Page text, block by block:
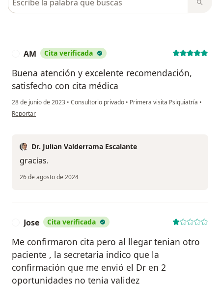
AM Cita verificada
Buena atención y excelente recomendación,
satisfecho con cita médica
28 de junio de 2023 • Consultorio privado • Primera visita Psiquiatría •
en opinión del usuario AM
Reportar
Dr. Julian Valderrama Escalante
gracias.
26 de agosto de 2024
Jose Cita verificada
Me confirmaron cita pero al llegar tenian otro
paciente , la secretaria indico que la
confirmación que me envió el Dr en 2
oportunidades no tenia validez